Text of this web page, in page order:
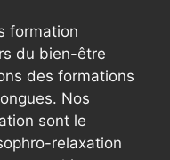
formation
du bien-être
des formations
Nos
sont le
relaxation